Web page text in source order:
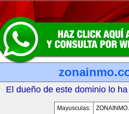
El dueño de este dominio lo
Mayusculas: